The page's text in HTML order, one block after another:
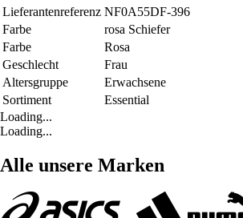
Lieferantenreferenz NF0A55DF-396
Farbe
rosa Schiefer
Farbe
Rosa
Geschlecht
Frau
Altersgruppe
Erwachsene
Sortiment
Essential
Loading...
Loading...
Alle unsere Marken